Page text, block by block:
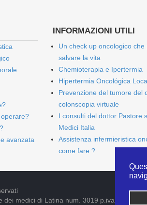
avanzata
INFORMAZIONI UTILI
Un check up oncologico che
salvare la vita
Chemioterapia e Ipertermia
Hipertermia Oncológica
Prevenzione del tumore del
colonscopia virtuale
I consulti del dottor Pastore
Medici Italia
Assistenza infermieristica
come fare ?
medici di Latina num. 3019 p.iva